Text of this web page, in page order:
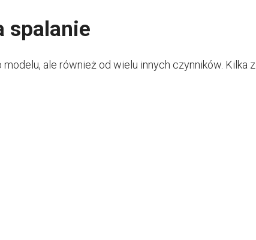
spalanie
ale również od wielu innych czynników. Kilka z